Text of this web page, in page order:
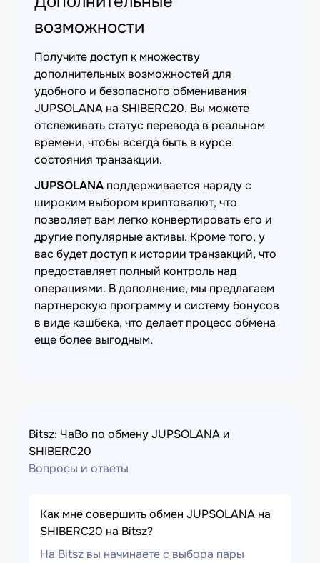
возможности
Получите доступ к множеству
дополнительных возможностей для
удобного и безопасного обменивания
JUPSOLANA на SHIBERC20. Вы можете
отслеживать статус перевода в реальном
времени, чтобы всегда быть в курсе
состояния транзакции.
JUPSOLANA поддерживается наряду с
широким выбором криптовалют, что
позволяет вам легко конвертировать его и
другие популярные активы. Кроме того, у
вас будет доступ к истории транзакций, что
предоставляет полный контроль над
операциями. В дополнение, мы предлагаем
партнерскую программу и систему бонусов
в виде кэшбека, что делает процесс обмена
еще более выгодным.
Bitsz: ЧаВо по обмену JUPSOLANA и
SHIBERC20
Вопросы и ответы
Как мне совершить обмен JUPSOLANA на
SHIBERC20 на Bitsz?
На Bitsz вы начинаете с выбора пары